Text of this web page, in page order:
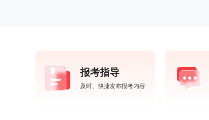
报考指导
及时、快捷发布报考内容